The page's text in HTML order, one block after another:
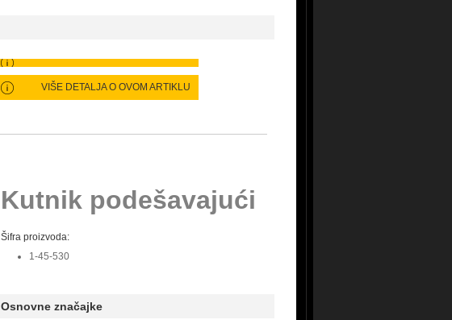
VIŠE DETALJA O OVOM ARTIKLU
Kutnik podešavajući
Šifra proizvoda:
1-45-530
Osnovne značajke